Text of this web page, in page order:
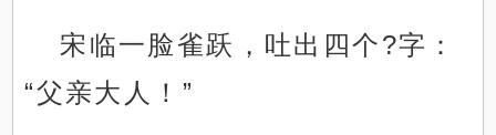
宋临一脸雀跃，吐出四个?字：
“父亲大人！”